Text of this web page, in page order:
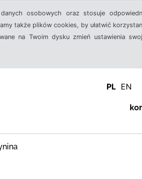
osobowych oraz stosuje
także plików cookies, by ułatwić
na Twoim dysku zmień ustawienia
PL EN